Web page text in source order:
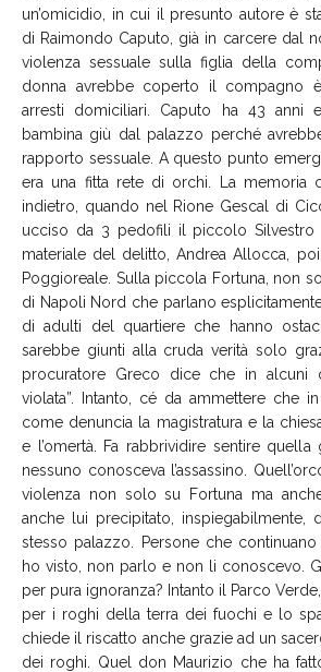
un’omicidio, in cui il presunto autore è
di Raimondo Caputo, già in carcere dal
violenza sessuale sulla figlia della
donna avrebbe coperto il compagno
arresti domiciliari. Caputo ha 43 anni
bambina giù dal palazzo perché
rapporto sessuale. A questo punto
era una fitta rete di orchi. La memoria
indietro, quando nel Rione Gescal di
ucciso da 3 pedofili il piccolo Silvestro
materiale del delitto, Andrea Allocca,
Poggioreale. Sulla piccola Fortuna, non
di Napoli Nord che parlano
di adulti del quartiere che hanno
sarebbe giunti alla cruda verità solo
procuratore Greco dice che in alcuni
violata”. Intanto, cé da ammettere che
come denuncia la magistratura e la
e l’omertà. Fa rabbrividire sentire
nessuno conosceva l’assassino.
violenza non solo su Fortuna ma
anche lui precipitato, inspiegabilmente,
stesso palazzo. Persone che
ho visto, non parlo e non li conoscevo.
per pura ignoranza? Intanto il Parco
per i roghi della terra dei fuochi e lo
chiede il riscatto anche grazie ad un
dei roghi. Quel don Maurizio che ha